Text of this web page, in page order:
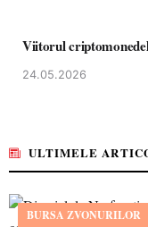
Viitorul
24.05.2026
ULTIMELE
BURSA ZVONURILOR